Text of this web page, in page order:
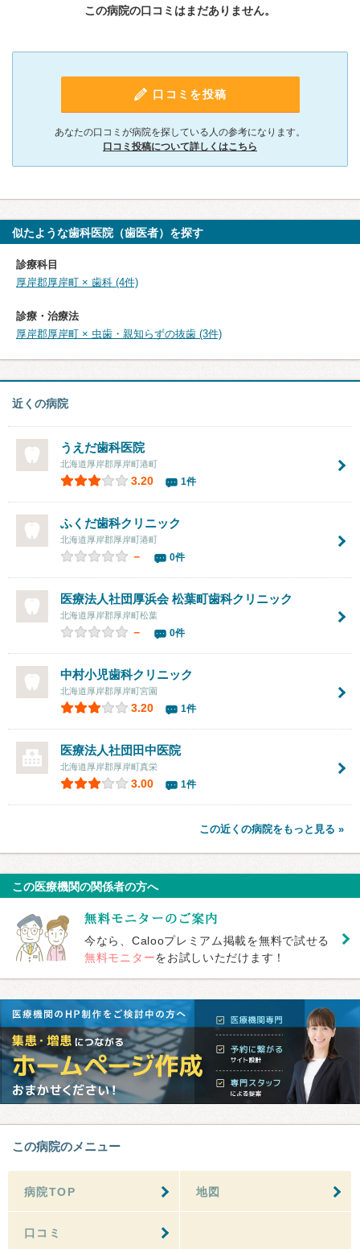
この病院の口コミはまだありません。
口コミを投稿
あなたの口コミが病院を探している人の参考になります。
口コミ投稿について詳しくはこちら
似たような歯科医院（歯医者）を探す
診療科目
厚岸郡厚岸町 × 歯科 (4件)
診療・治療法
厚岸郡厚岸町 × 虫歯・親知らずの抜歯 (3件)
近くの病院
うえだ歯科医院
北海道厚岸郡厚岸町港町
3.20 1件
ふくだ歯科クリニック
北海道厚岸郡厚岸町港町
－ 0件
医療法人社団厚浜会松葉町歯科クリニック
北海道厚岸郡厚岸町松葉
－ 0件
中村小児歯科クリニック
北海道厚岸郡厚岸町宮園
3.20 1件
医療法人社団田中医院
北海道厚岸郡厚岸町真栄
3.00 1件
この近くの病院をもっと見る »
この医療機関の関係者の方へ
今なら、Calooプレミアム掲載を無料で試せる
無料モニターをお試しいただけます！
この病院のメニュー
病院TOP 地図
口コミ